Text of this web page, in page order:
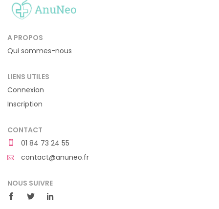
A PROPOS
Qui sommes-nous
LIENS UTILES
Connexion
Inscription
CONTACT
01 84 73 24 55
contact@anuneo.fr
NOUS SUIVRE